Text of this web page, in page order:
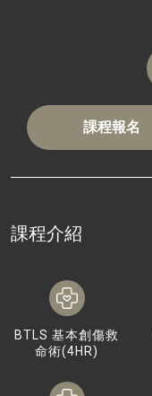
課程報名
課程介紹
BTLS 基本創傷救
命術(4HR)